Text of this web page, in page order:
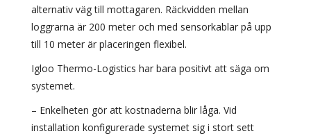
alternativ väg till mottagaren. Räckvidden mellan
loggrarna är 200 meter och med sensorkablar på upp
till 10 meter är placeringen flexibel.
Igloo Thermo-Logistics har bara positivt att säga om
systemet.
– Enkelheten gör att kostnaderna blir låga. Vid
installation konfigurerade systemet sig i stort sett